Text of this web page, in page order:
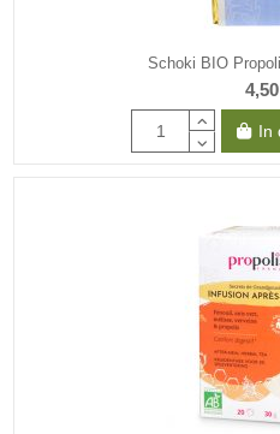
Schoki BIO
In